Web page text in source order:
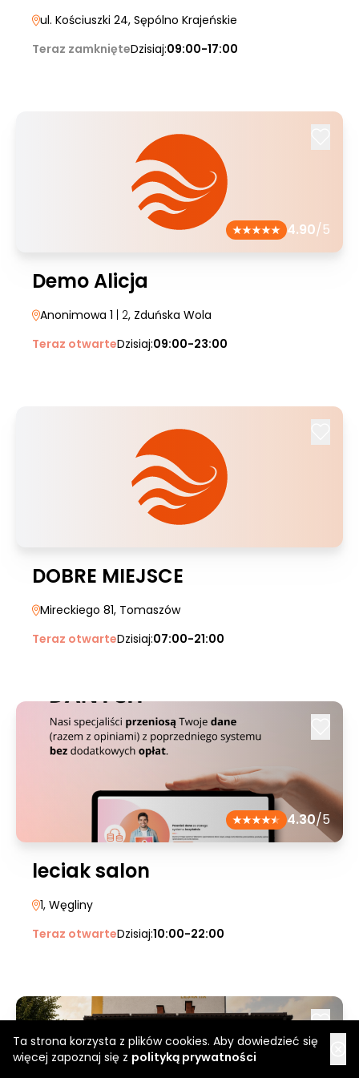
Ta strona korzysta z plików cookies. Aby dowiedzieć się
więcej zapoznaj się z polityką prywatności
ul. Kościuszki 24, Sępólno Krajeńskie
Teraz zamknięteDzisiaj:09:00-17:00
4.90/5
Demo Alicja
Anonimowa 1 | 2, Zduńska Wola
Teraz otwarteDzisiaj:09:00-23:00
DOBRE MIEJSCE
Mireckiego 81, Tomaszów
Teraz otwarteDzisiaj:07:00-21:00
4.30/5
leciak salon
1, Węgliny
Teraz otwarteDzisiaj:10:00-22:00